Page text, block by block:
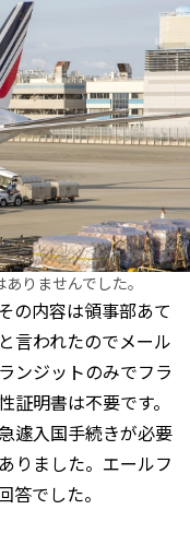
りませんでした。
の内容は領事部あて
言われたのでメール
ンジットのみでフラ
明書は不要です。
遽入国手続きが必要
りました。エールフ
答でした。